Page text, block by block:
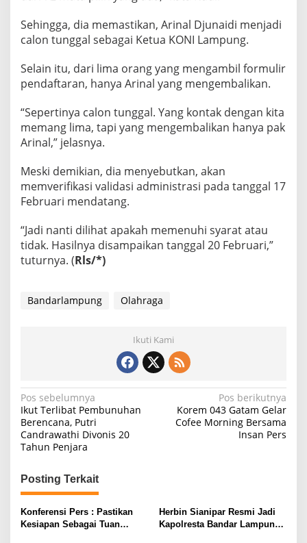
Sehingga, dia memastikan, Arinal Djunaidi menjadi
calon tunggal sebagai Ketua KONI Lampung.
Selain itu, dari lima orang yang mengambil formulir
pendaftaran, hanya Arinal yang mengembalikan.
“Sepertinya calon tunggal. Yang kontak dengan kita
memang lima, tapi yang mengembalikan hanya pak
Arinal,” jelasnya.
Meski demikian, dia menyebutkan, akan
memverifikasi validasi administrasi pada tanggal 17
Februari mendatang.
“Jadi nanti dilihat apakah memenuhi syarat atau
tidak. Hasilnya disampaikan tanggal 20 Februari,”
tuturnya. (Rls/*)
Bandarlampung Olahraga
Ikuti Kami
N
a
v
g
a
s
Pos sebelumnya
Ikut Terlibat Pembunuhan
Berencana, Putri
Candrawathi Divonis 20
Tahun Penjara
Pos berikutnya
Korem 043 Gatam Gelar
Cofee Morning Bersama
Insan Pers
Posting Terkait
Konferensi Pers : Pastikan
Kesiapan Sebagai Tuan
Herbin Sianipar Resmi Jadi
Kapolresta Bandar Lampung,